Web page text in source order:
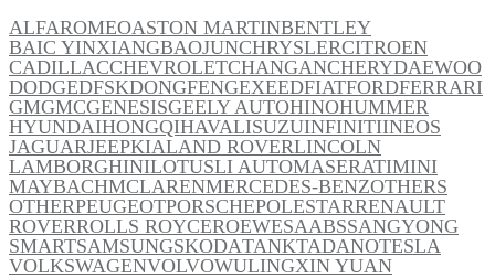
ALFAROMEOASTON MARTINBENTLEY
BAIC YINXIANGBAOJUNCHRYSLERCITROEN
CADILLACCHEVROLETCHANGANCHERYDAEWOO
DODGEDFSKDONGFENGEXEEDFIATFORDFERRARI
GMGMCGENESISGEELY AUTOHINOHUMMER
HYUNDAIHONGQIHAVALISUZUINFINITIINEOS
JAGUARJEEPKIALAND ROVERLINCOLN
LAMBORGHINILOTUSLI AUTOMASERATIMINI
MAYBACHMCLARENMERCEDES-BENZOTHERS
OTHERPEUGEOTPORSCHEPOLESTARRENAULT
ROVERROLLS ROYCEROEWESAABSSANGYONG
SMARTSAMSUNGSKODATANKTADANOTESLA
VOLKSWAGENVOLVOWULINGXIN YUAN